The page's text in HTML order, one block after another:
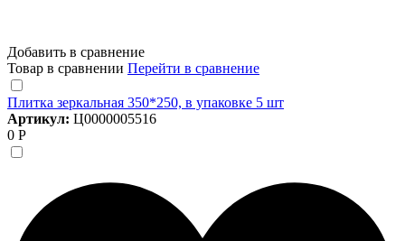
Добавить в сравнение
Товар в сравнении Перейти в сравнение
Плитка зеркальная 350*250, в упаковке 5 шт
Артикул: Ц0000005516
0 Р